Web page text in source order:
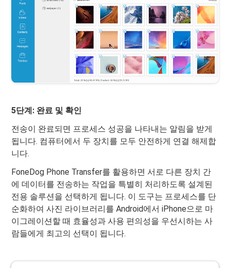
5단계: 완료 및 확인
전송이 완료되면 프로세스 성공을 나타내는 알림을 받게
됩니다. 컴퓨터에서 두 장치를 모두 안전하게 연결 해제합
니다.
FoneDog Phone Transfer를 활용하면 서로 다른 장치 간
에 데이터를 전송하는 작업을 특별히 처리하도록 설계된
전용 솔루션을 선택하게 됩니다. 이 도구는 프로세스를 단
순화하여 사진 라이브러리를 Android에서 iPhone으로 마
이그레이션할 때 효율성과 사용 편의성을 우선시하는 사
람들에게 최고의 선택이 됩니다.